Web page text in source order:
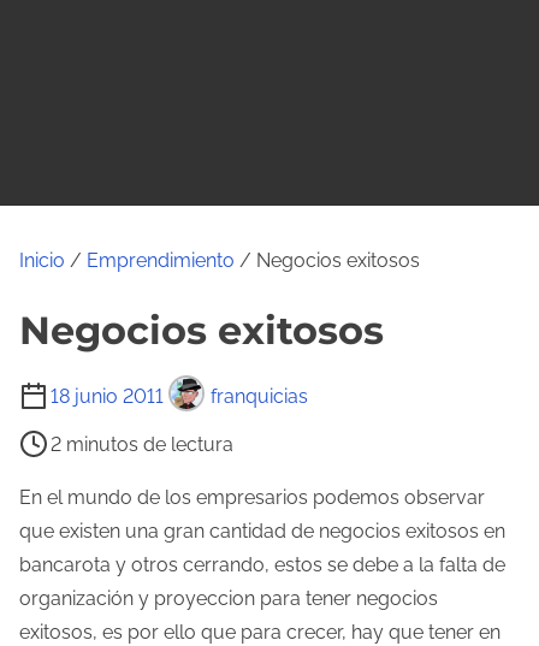
Inicio / Emprendimiento / Negocios exitosos
Negocios exitosos
18 junio 2011 franquicias
T
e
m
p
o
d
e
2 minutos de lectura
En el mundo de los empresarios podemos observar
que existen una gran cantidad de negocios exitosos en
bancarota y otros cerrando, estos se debe a la falta de
organización y proyeccion para tener negocios
exitosos, es por ello que para crecer, hay que tener en